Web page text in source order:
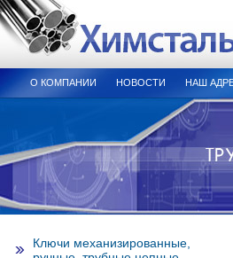
О КОМПАНИИ НОВОСТИ НАШ
Ключи механизированные,